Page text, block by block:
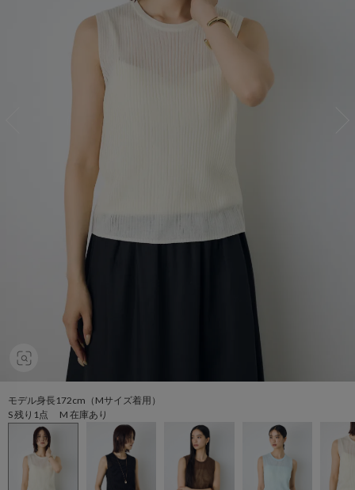
モデル身長172cm（Mサイズ着用）
S 残り1点 M 在庫あり